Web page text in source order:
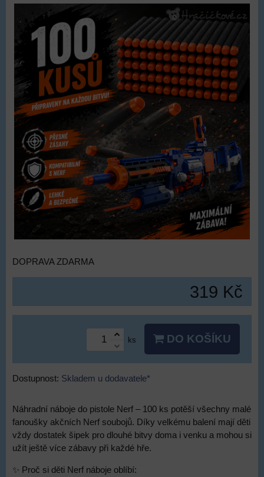
DOPRAVA ZDARMA
319 Kč
ks DO KOŠÍKU
Dostupnost: Skladem u dodavatele*
Náhradní náboje do pistole Nerf – 100 ks potěší všechny malé
fanoušky akčních Nerf soubojů. Díky velkému balení mají děti
vždy dostatek šipek pro dlouhé bitvy doma i venku a mohou si
užít ještě více zábavy při každé hře.
✨ Proč si děti Nerf náboje oblíbí: